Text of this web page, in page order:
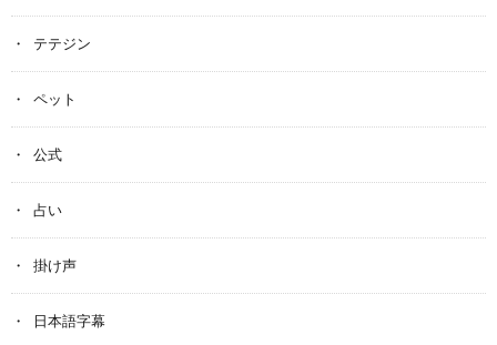
テテジン
ペット
公式
占い
掛け声
日本語字幕